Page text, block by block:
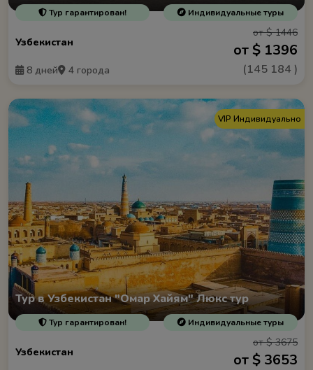
Тур гарантирован! Индивидуальные туры
Узбекистан
8 дней 4 города
от $ 1446
от $ 1396
(145 184 )
VIP Индивидуально
Тур в Узбекистан "Омар Хайям" Люкс тур
Тур гарантирован! Индивидуальные туры
Узбекистан
от $ 3675
от $ 3653